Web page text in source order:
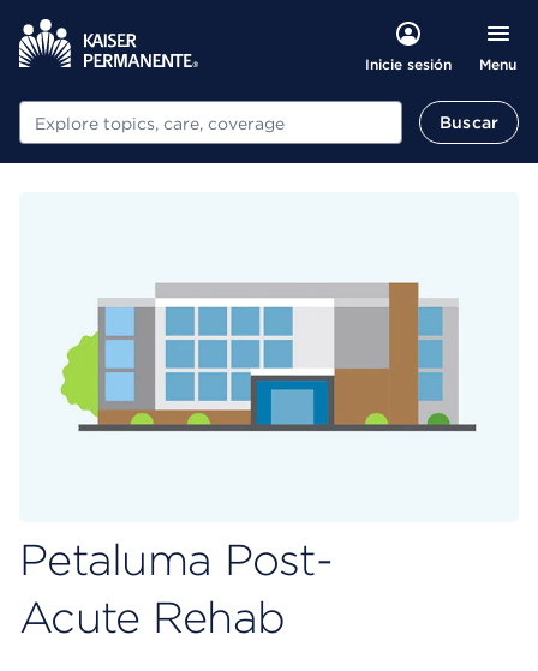
Inicie sesión Menu
Buscar Buscar
Petaluma Post-
Acute Rehab